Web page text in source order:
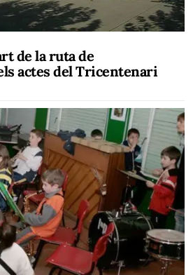
de la ruta de
actes del Tricentenari